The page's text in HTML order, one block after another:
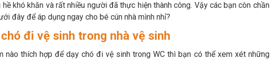
khó khăn và rất nhiều người đã thực hiện thành công. Vậy các bạn còn chần
đây để áp dụng ngay cho bé cún nhà mình nhỉ?
đi vệ sinh trong nhà vệ sinh
nào thích hợp để dạy chó đi vệ sinh trong WC thì bạn có thể xem xét những